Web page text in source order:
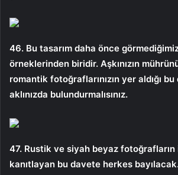
46. ​​​Bu tasarım daha önce
örneklerinden biridir. Aşkınızın
romantik fotoğraflarınızın yer aldığı
aklınızda bulundurmalısınız.
47. Rustik ve siyah beyaz
kanıtlayan bu davete herkes